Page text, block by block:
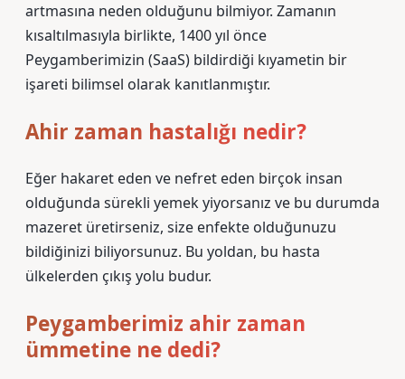
artmasına neden olduğunu bilmiyor. Zamanın
kısaltılmasıyla birlikte, 1400 yıl önce
Peygamberimizin (SaaS) bildirdiği kıyametin bir
işareti bilimsel olarak kanıtlanmıştır.
Ahir zaman hastalığı nedir?
Eğer hakaret eden ve nefret eden birçok insan
olduğunda sürekli yemek yiyorsanız ve bu durumda
mazeret üretirseniz, size enfekte olduğunuzu
bildiğinizi biliyorsunuz. Bu yoldan, bu hasta
ülkelerden çıkış yolu budur.
Peygamberimiz ahir zaman
ümmetine ne dedi?